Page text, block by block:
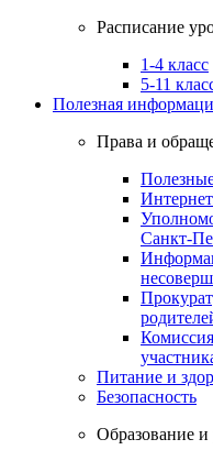
Расписание
1-4 класс
5-11
Полезная
Права и
Санкт-
Питание и
Безопасность
Образование и